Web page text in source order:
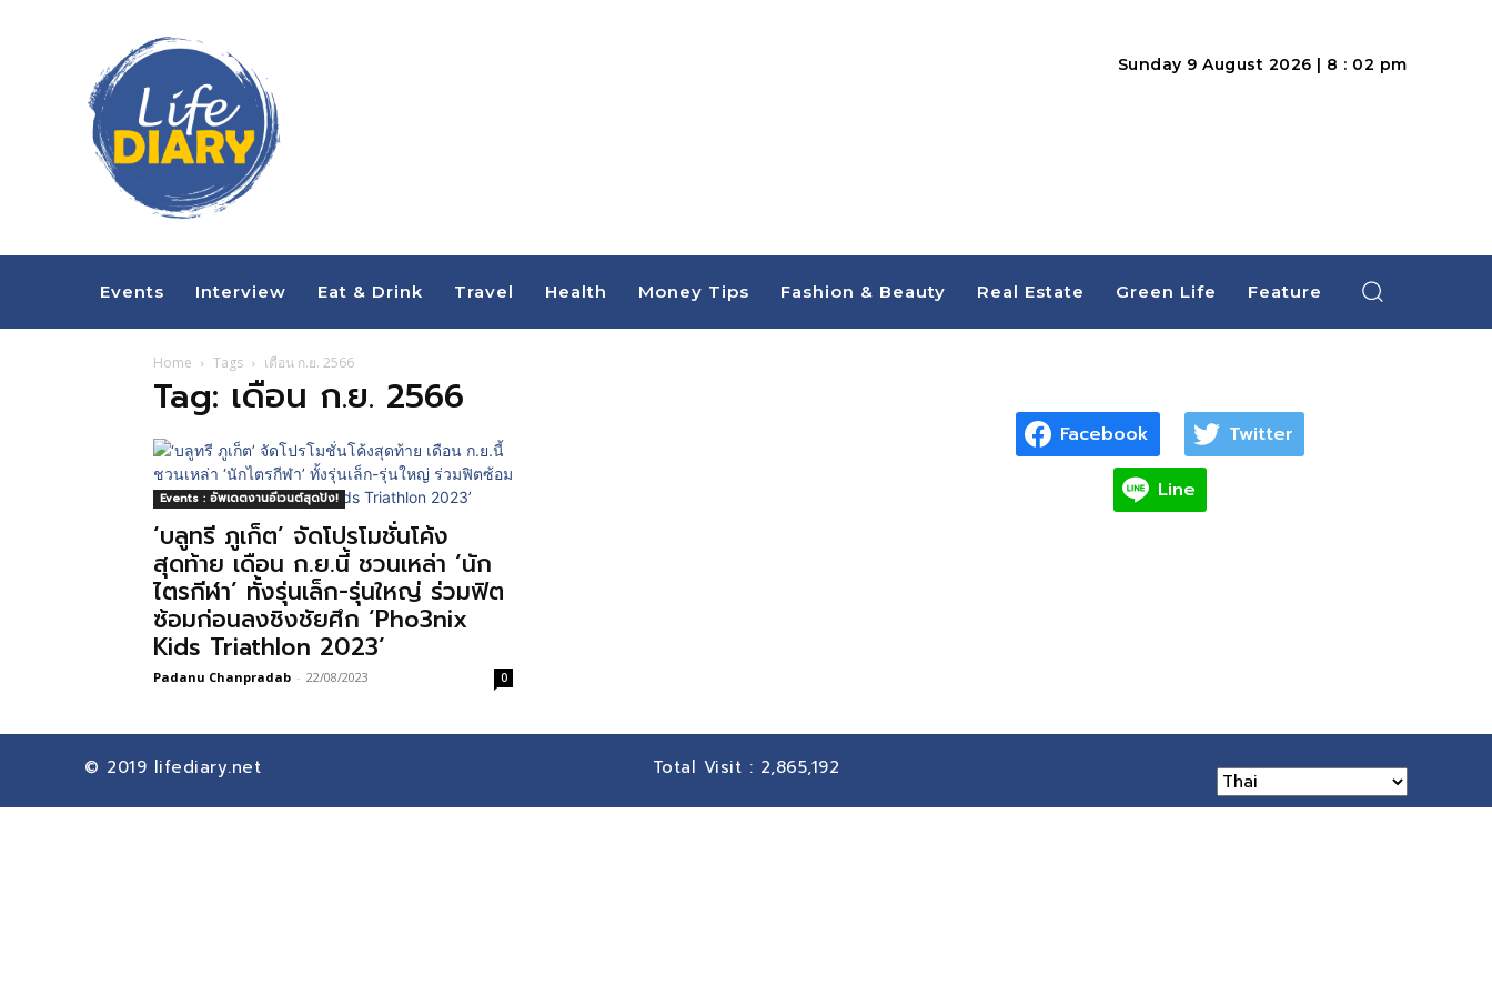
Sunday 9 August 2026 | 8 : 02 pm
Events Interview Eat & Drink Travel Health Money Tips Fashion & Beauty Real Estate Green Life Feature
Home Tags เดือน ก.ย. 2566
Tag: เดือน ก.ย. 2566
Events : อัพเดตงานอีเวนต์สุดปัง!
‘บลูทรี ภูเก็ต’ จัดโปรโมชั่นโค้ง
สุดท้าย เดือน ก.ย.นี้ ชวนเหล่า ‘นัก
ไตรกีฬา’ ทั้งรุ่นเล็ก-รุ่นใหญ่ ร่วมฟิต
ซ้อมก่อนลงชิงชัยศึก ‘Pho3nix
Kids Triathlon 2023’
Padanu Chanpradab - 22/08/2023 0
Facebook Twitter
Line
© 2019 lifediary.net Total Visit : 2,865,192